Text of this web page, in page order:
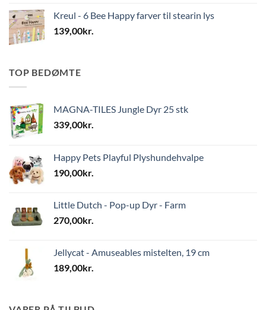
Kreul - 6 Bee Happy farver til stearin lys
139,00kr.
TOP BEDØMTE
MAGNA-TILES Jungle Dyr 25 stk
339,00kr.
Happy Pets Playful Plyshundehvalpe
190,00kr.
Little Dutch - Pop-up Dyr - Farm
270,00kr.
Jellycat - Amuseables mistelten, 19 cm
189,00kr.